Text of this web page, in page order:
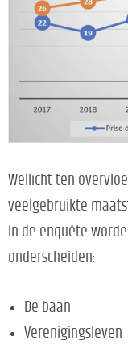
Wellicht ten
veelgebruikte
In de enquête
onderscheiden:
De baan
Verenigingsleven